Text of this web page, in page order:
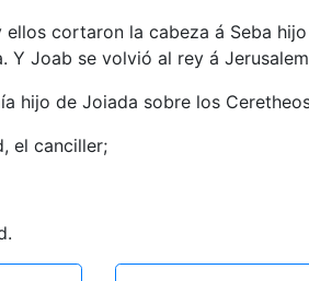
cortaron la cabeza á Seba
Y Joab se volvió al rey á
hijo de Joiada sobre los
el canciller;